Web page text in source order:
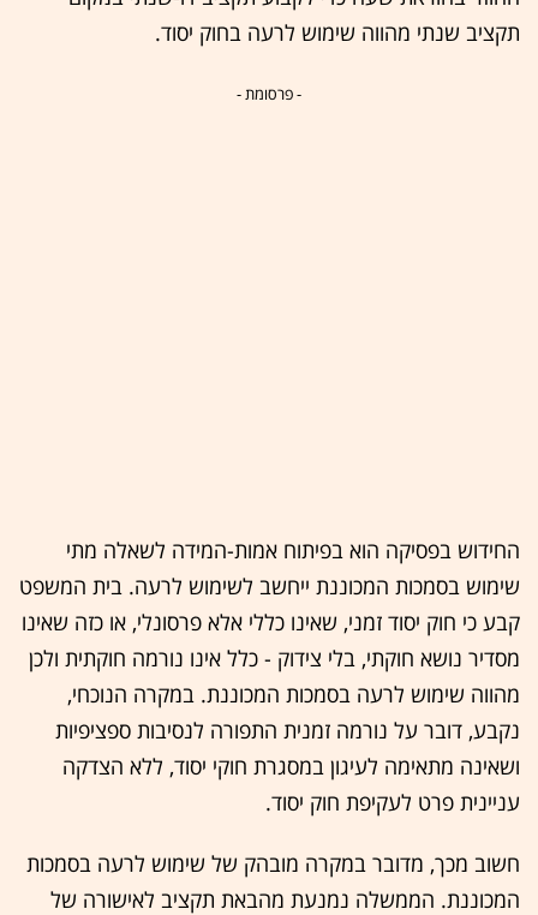
תקציב שנתי מהווה שימוש לרעה בחוק יסוד.
- פרסומת -
החידוש בפסיקה הוא בפיתוח אמות-המידה לשאלה מתי
שימוש בסמכות המכוננת ייחשב לשימוש לרעה. בית המשפט
קבע כי חוק יסוד זמני, שאינו כללי אלא פרסונלי, או כזה שאינו
מסדיר נושא חוקתי, בלי צידוק - כלל אינו נורמה חוקתית ולכן
מהווה שימוש לרעה בסמכות המכוננת. במקרה הנוכחי,
נקבע, דובר על נורמה זמנית התפורה לנסיבות ספציפיות
ושאינה מתאימה לעיגון במסגרת חוקי יסוד, ללא הצדקה
עניינית פרט לעקיפת חוק יסוד.
חשוב מכך, מדובר במקרה מובהק של שימוש לרעה בסמכות
המכוננת. הממשלה נמנעת מהבאת תקציב לאישורה של